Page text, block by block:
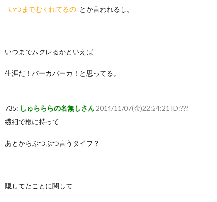
｢いつまでむくれてるの｣ とか言われるし。
いつまでムクレるかといえば
生涯だ！バーカバーカ！と思ってる。
735: しゅらららの名無しさん 2014/11/07(金)22:24:21 ID:???
繊細で根に持って
あとからぶつぶつ言うタイプ？
隠してたことに関して